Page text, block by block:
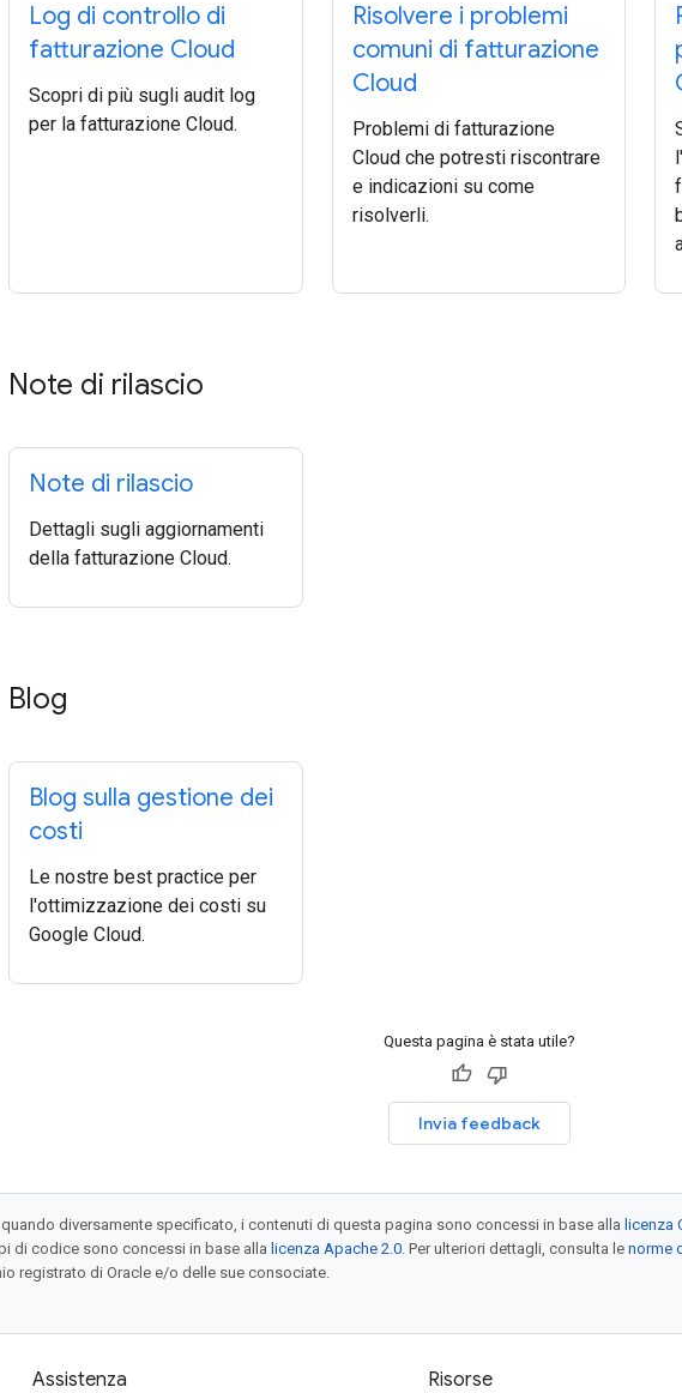
Log di controllo di
fatturazione Cloud
Scopri di più sugli audit log
per la fatturazione Cloud.
Risolvere i problemi
comuni di fatturazione
Cloud
Problemi di fatturazione
Cloud che potresti riscontrare
e indicazioni su come
risolverli.
Note di rilascio
Note di rilascio
Dettagli sugli aggiornamenti
della fatturazione Cloud.
Blog
Blog sulla gestione dei
costi
Le nostre best practice per
l'ottimizzazione dei costi su
Google Cloud.
Questa pagina è stata utile?
Invia feedback
diversamente specificato, i contenuti di questa pagina sono concessi in base alla licenza
di codice sono concessi in base alla licenza Apache 2.0. Per ulteriori dettagli, consulta le norme
registrato di Oracle e/o delle sue consociate.
Assistenza Risorse